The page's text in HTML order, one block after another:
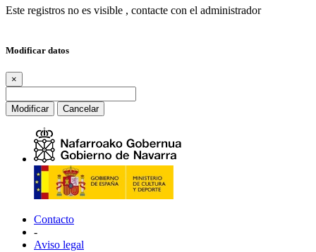
Este registros no es visible , contacte con el administrador
Modificar datos
×
Modificar Cancelar
Contacto
-
Aviso legal